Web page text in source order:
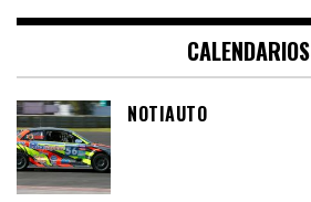
CALENDARIOS
NOTIAUTO